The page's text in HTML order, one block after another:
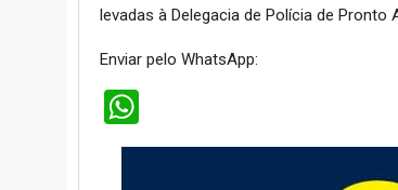
levadas à Delegacia de Polícia de
Enviar pelo WhatsApp: